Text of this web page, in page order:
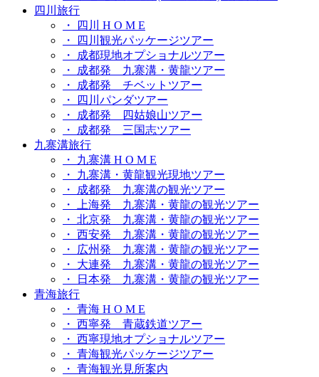
四川旅行
・ 四川 H O M E
・ 四川観光パッケージツアー
・ 成都現地オプショナルツアー
・ 成都発 九寨溝・黄龍ツアー
・ 成都発 チベットツアー
・ 四川パンダツアー
・ 成都発 四姑娘山ツアー
・ 成都発 三国志ツアー
九寨溝旅行
・ 九寨溝 H O M E
・ 九寨溝・黄龍観光現地ツアー
・ 成都発 九寨溝の観光ツアー
・ 上海発 九寨溝・黄龍の観光ツアー
・ 北京発 九寨溝・黄龍の観光ツアー
・ 西安発 九寨溝・黄龍の観光ツアー
・ 広州発 九寨溝・黄龍の観光ツアー
・ 大連発 九寨溝・黄龍の観光ツアー
・ 日本発 九寨溝・黄龍の観光ツアー
青海旅行
・ 青海 H O M E
・ 西寧発 青蔵鉄道ツアー
・ 西寧現地オプショナルツアー
・ 青海観光パッケージツアー
・ 青海観光見所案内